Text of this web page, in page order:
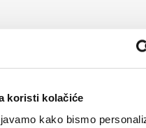
koristi kolačiće
kako bismo